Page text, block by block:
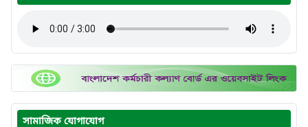
সামাজিক যোগাযোগ